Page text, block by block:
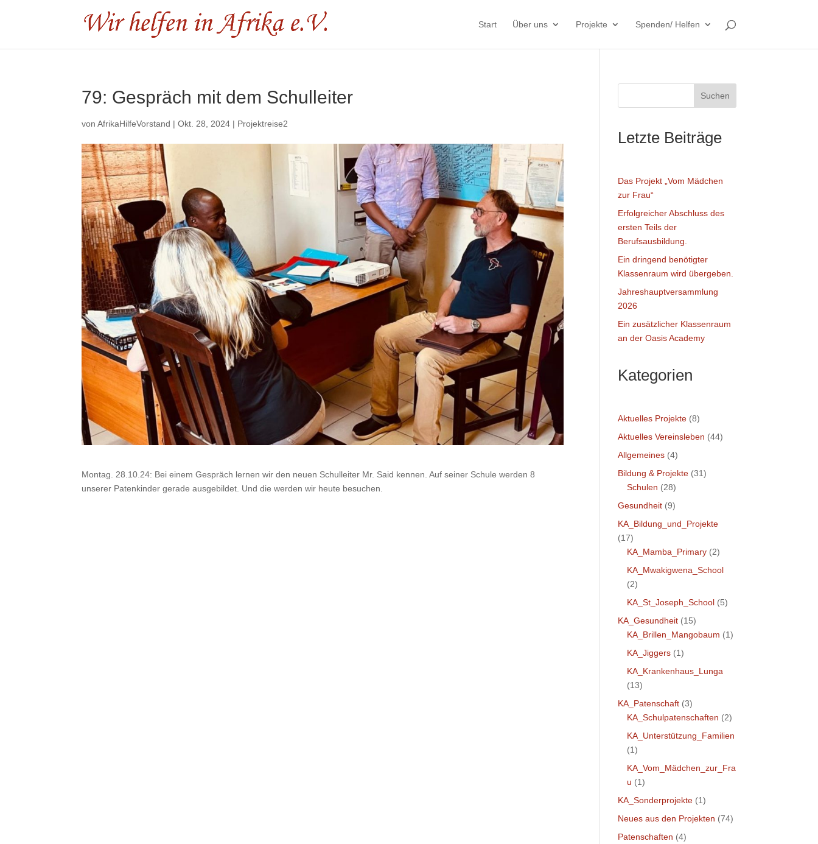
Start Über uns Projekte Spenden/ Helfen
79: Gespräch mit dem Schulleiter
vonAfrikaHilfeVorstand |Okt. 28, 2024 | Projektreise2
Montag. 28.10.24: Bei einem Gespräch lernen wir den neuen Schulleiter Mr. Said kennen. Auf seiner Schule werden 8
unserer Patenkinder gerade ausgebildet. Und die werden wir heute besuchen.
Suchen
Letzte Beiträge
Das Projekt „Vom Mädchen
zur Frau“
Erfolgreicher Abschluss des
ersten Teils der
Berufsausbildung.
Ein dringend benötigter
Klassenraum wird übergeben.
Jahreshauptversammlung
2026
Ein zusätzlicher Klassenraum
an der Oasis Academy
Kategorien
Aktuelles Projekte (8)
Aktuelles Vereinsleben (44)
Allgemeines (4)
Bildung & Projekte (31)
Schulen (28)
Gesundheit (9)
KA_Bildung_und_Projekte
(17)
KA_Mamba_Primary (2)
KA_Mwakigwena_School
(2)
KA_St_Joseph_School (5)
KA_Gesundheit (15)
KA_Brillen_Mangobaum (1)
KA_Jiggers (1)
KA_Krankenhaus_Lunga
(13)
KA_Patenschaft (3)
KA_Schulpatenschaften (2)
KA_Unterstützung_Familien
(1)
KA_Vom_Mädchen_zur_Fra
u (1)
KA_Sonderprojekte (1)
Neues aus den Projekten (74)
Patenschaften (4)